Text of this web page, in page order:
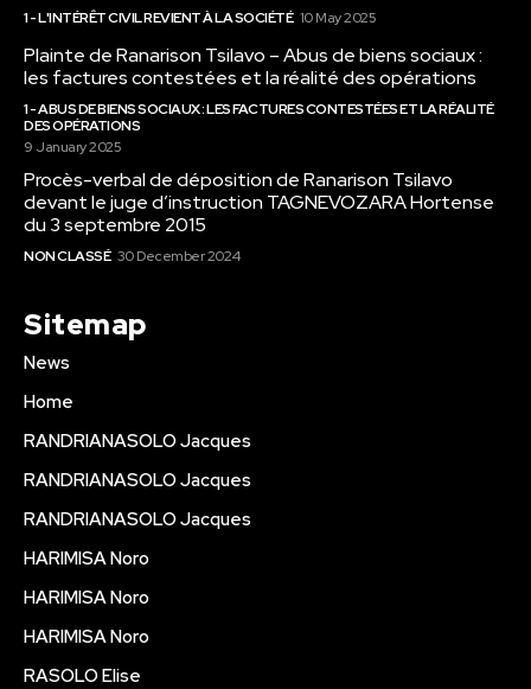
1 - L'INTÉRÊT CIVIL REVIENT À LA SOCIÉTÉ 10 May 2025
Plainte de Ranarison Tsilavo – Abus de biens sociaux :
les factures contestées et la réalité des opérations
1 - ABUS DE BIENS SOCIAUX : LES FACTURES CONTESTÉES ET LA RÉALITÉ
DES OPÉRATIONS
9 January 2025
Procès-verbal de déposition de Ranarison Tsilavo
devant le juge d’instruction TAGNEVOZARA Hortense
du 3 septembre 2015
NON CLASSÉ 30 December 2024
Sitemap
News
Home
RANDRIANASOLO Jacques
RANDRIANASOLO Jacques
RANDRIANASOLO Jacques
HARIMISA Noro
HARIMISA Noro
HARIMISA Noro
RASOLO Elise